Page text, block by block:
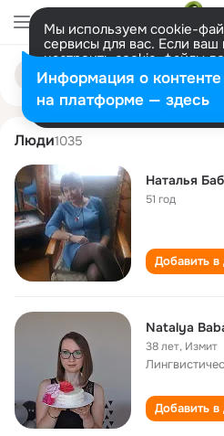
Мы используем cookie-
сервисы для вас. Если ваш
настроить cookie-файлы
представитель. Больше
Разрешить все
Поиск
людям
natalya babaeva
Люди1035
Наталья
51 год
Добавить в
Natalya
38 лет, Измит
Добавить в
Информация о контенте
на платформе — здесь